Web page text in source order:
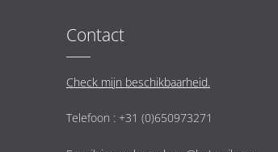
Contact
Check mijn beschikbaarheid.
Telefoon : +31 (0)650973271